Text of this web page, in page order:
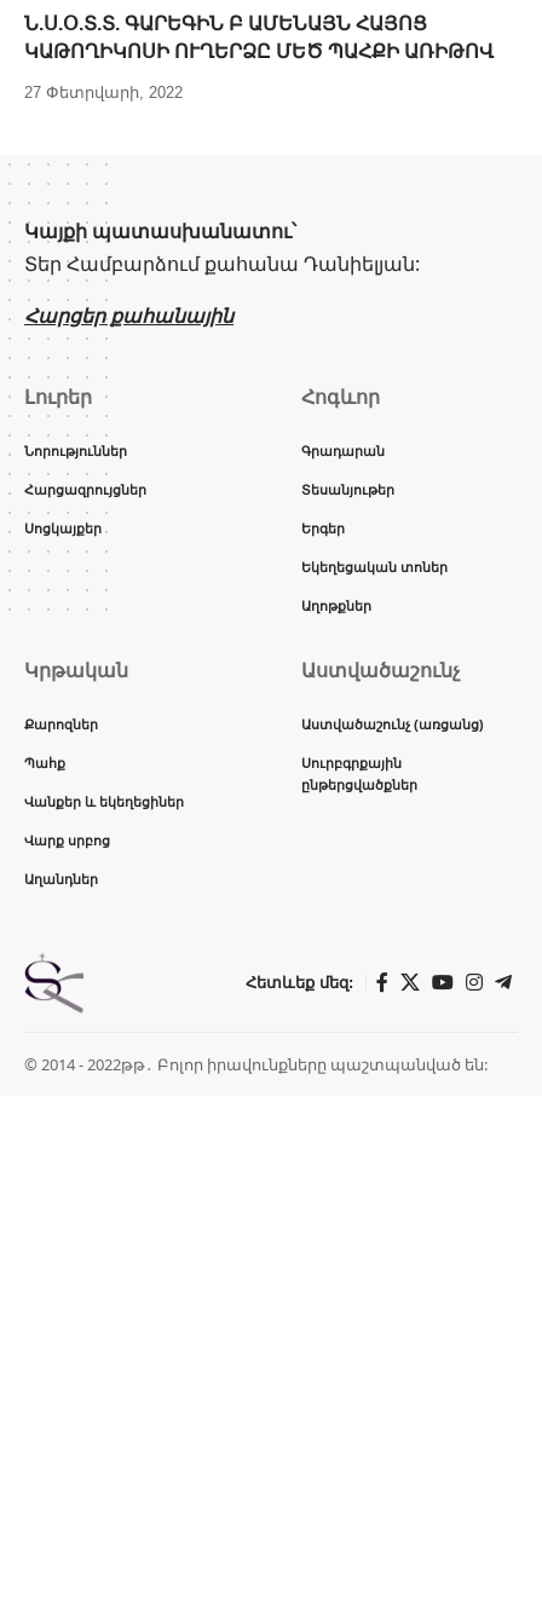
Ն.Ս.Օ.Տ.Տ. ԳԱՐԵԳԻՆ Բ ԱՄԵՆԱՅՆ ՀԱՅՈՑ
ԿԱԹՈՂԻԿՈՍԻ ՈՒՂԵՐՁԸ ՄԵԾ ՊԱՀՔԻ ԱՌԻԹՈՎ
27 Փետրվարի, 2022
Կայքի պատասխանատու՝
Տեր Համբարձում քահանա Դանիելյան:
Հարցեր քահանային
Լուրեր
Նորություններ
Հարցազրույցներ
Սոցկայքեր
Հոգևոր
Գրադարան
Տեսանյութեր
Երգեր
Եկեղեցական տոներ
Աղոթքներ
Կրթական
Քարոզներ
Պահք
Վանքեր և եկեղեցիներ
Վարք սրբոց
Աղանդներ
Աստվածաշունչ
Աստվածաշունչ (առցանց)
Սուրբգրքային
ընթերցվածքներ
Հետևեք մեզ:
© 2014 - 2022թթ․ Բոլոր իրավունքները պաշտպանված են: